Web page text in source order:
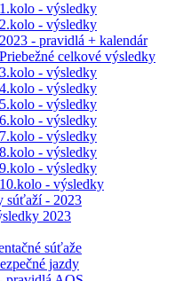
- výsledky
- výsledky
- pravidlá + kalendár
celkové výsledky
- výsledky
- výsledky
- výsledky
- výsledky
- výsledky
- výsledky
- výsledky
- výsledky
súťaží - 2023
2023
súťaže
jazdy